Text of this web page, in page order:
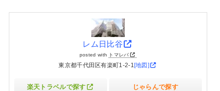
レム日比谷
posted with トマレバ
東京都千代田区有楽町1-2-1 [地図]
楽天トラベルで探す じゃらんで探す